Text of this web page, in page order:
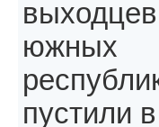
южных
пустили